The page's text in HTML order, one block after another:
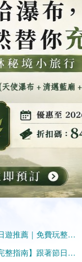
曼谷親子一日遊推薦｜免費玩整天！兒童探索博物館、Mixt Mall、火車公園、恰圖恰夜市，一條動線玩遍曼谷親子景點
【泰國節慶完整指南】跟著節日旅行，一整年都有理由出發！